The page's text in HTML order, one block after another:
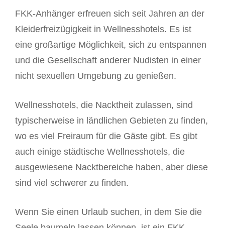
FKK-Anhänger erfreuen sich seit Jahren an der
Kleiderfreizügigkeit in Wellnesshotels. Es ist
eine großartige Möglichkeit, sich zu entspannen
und die Gesellschaft anderer Nudisten in einer
nicht sexuellen Umgebung zu genießen.
Wellnesshotels, die Nacktheit zulassen, sind
typischerweise in ländlichen Gebieten zu finden,
wo es viel Freiraum für die Gäste gibt. Es gibt
auch einige städtische Wellnesshotels, die
ausgewiesene Nacktbereiche haben, aber diese
sind viel schwerer zu finden.
Wenn Sie einen Urlaub suchen, in dem Sie die